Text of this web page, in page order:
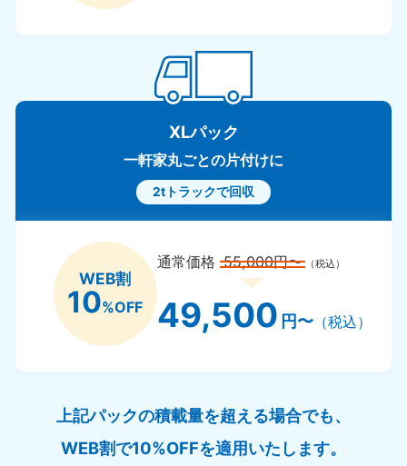
XLパック
一軒家丸ごとの片付けに
2tトラックで回収
WEB割
10%OFF
通常価格55,000円〜 （税込）
49,500 円〜（税込）
上記パックの積載量を超える場合でも、
WEB割で10%OFFを適用いたします。